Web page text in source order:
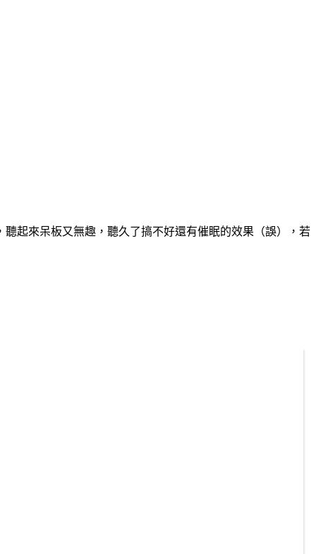
起來呆板又無趣，聽久了搞不好還有催眠的效果（誤），若